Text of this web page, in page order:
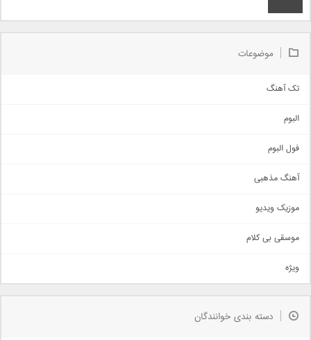
موضوعات
تک آهنگ
اجتماعی
حماسی
سنتی
اهنگ بندرعباسی
دمو
مذهبی
جدیدترین ها
البوم
فول البوم
آهنگ مذهبی
موزیک ویدیو
موسقی بی کلام
ویژه
دسته بندی خوانندگان